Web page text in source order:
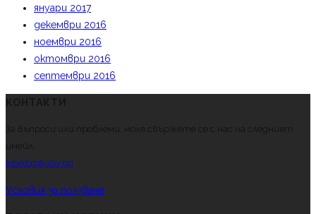
януари 2017
декември 2016
ноември 2016
октомври 2016
септември 2016
За въпроси или проблеми, моля свържете се с нас на следният
имейл.
kibikbg@abv.bg
Условия за ползване